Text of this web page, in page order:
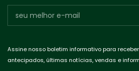
Assine nosso boletim informativo para
antecipados, últimas notícias, vendas e